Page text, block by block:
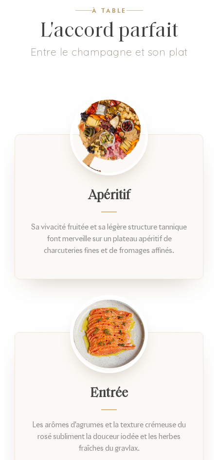
À TABLE
L'accord parfait
Entre le champagne et son plat
Apéritif
Sa vivacité fruitée et sa légère structure tannique
font merveille sur un plateau apéritif de
charcuteries fines et de fromages affinés.
Entrée
Les arômes d'agrumes et la texture crémeuse du
rosé subliment la douceur iodée et les herbes
fraîches du gravlax.